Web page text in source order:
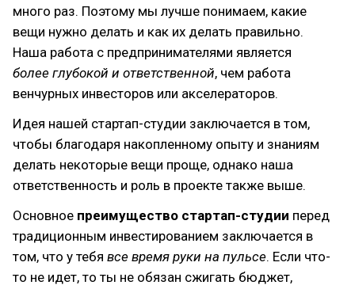
много раз. Поэтому мы лучше понимаем, какие
вещи нужно делать и как их делать правильно.
Наша работа с предпринимателями является
более глубокой и ответственной, чем работа
венчурных инвесторов или акселераторов.
Идея нашей стартап-студии заключается в том,
чтобы благодаря накопленному опыту и знаниям
делать некоторые вещи проще, однако наша
ответственность и роль в проекте также выше.
Основное преимущество стартап-студии перед
традиционным инвестированием заключается в
том, что у тебя все время руки на пульсе. Если что-
то не идет, то ты не обязан сжигать бюджет,